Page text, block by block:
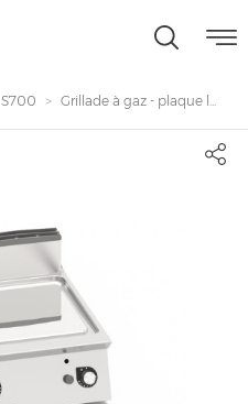
S700 Grillade à gaz - plaque l...